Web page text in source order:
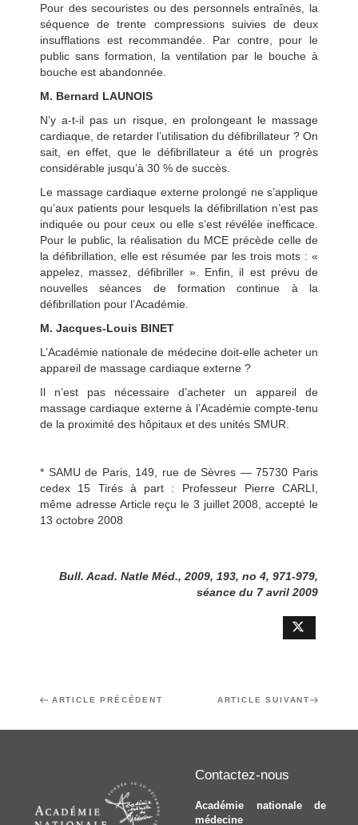
Pour des secouristes ou des personnels entraînés, la
séquence de trente compressions suivies de deux
insufflations est recommandée. Par contre, pour le
public sans formation, la ventilation par le bouche à
bouche est abandonnée.
M. Bernard LAUNOIS
N’y a-t-il pas un risque, en prolongeant le massage
cardiaque, de retarder l’utilisation du défibrillateur ? On
sait, en effet, que le défibrillateur a été un progrès
considérable jusqu’à 30 % de succès.
Le massage cardiaque externe prolongé ne s’applique
qu’aux patients pour lesquels la défibrillation n’est pas
indiquée ou pour ceux ou elle s’est révélée inefficace.
Pour le public, la réalisation du MCE précède celle de
la défibrillation, elle est résumée par les trois mots : «
appelez, massez, défibriller ». Enfin, il est prévu de
nouvelles séances de formation continue à la
défibrillation pour l’Académie.
M. Jacques-Louis BINET
L’Académie nationale de médecine doit-elle acheter un
appareil de massage cardiaque externe ?
Il n’est pas nécessaire d’acheter un appareil de
massage cardiaque externe à l’Académie compte-tenu
de la proximité des hôpitaux et des unités SMUR.
* SAMU de Paris, 149, rue de Sèvres — 75730 Paris
cedex 15 Tirés à part : Professeur Pierre CARLI,
même adresse Article reçu le 3 juillet 2008, accepté le
13 octobre 2008
Bull. Acad. Natle Méd., 2009, 193, no 4, 971-979,
séance du 7 avril 2009
Navigation
l’article
Article
ARTICLE PRÉCÉDENT
Article
ARTICLE SUIVANT
Contactez-nous
Académie nationale de
médecine